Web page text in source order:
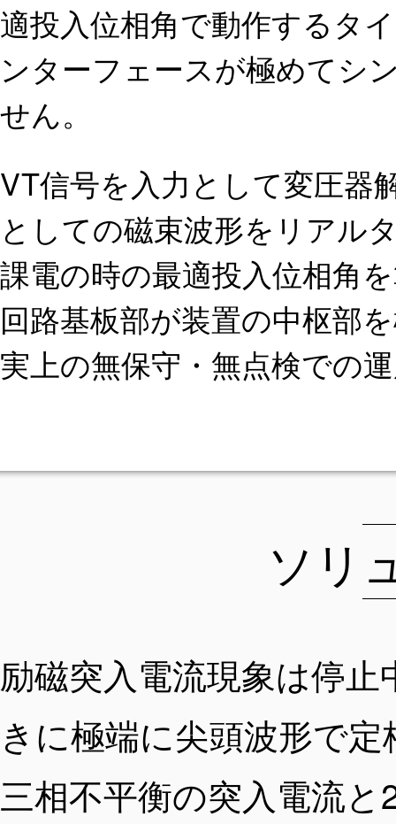
適投入位相角で動作するタ
ンターフェースが極めてシ
せん。
VT信号を入力として変圧器
としての磁束波形をリアル
課電の時の最適投入位相角
回路基板部が装置の中枢部
実上の無保守・無点検での
ソリ
励磁突入電流現象は停
きに極端に尖頭波形で
三相不平衡の突入電流